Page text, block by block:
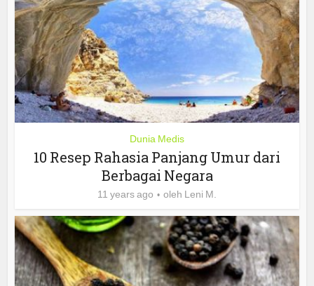
Dunia Medis
10 Resep Rahasia Panjang Umur dari
Berbagai Negara
11 years ago oleh Leni M.